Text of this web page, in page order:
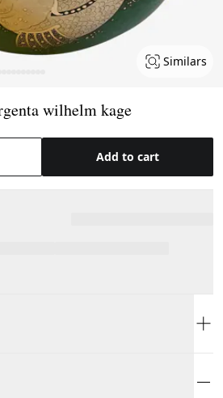
Similars
wilhelm kage
Add to cart